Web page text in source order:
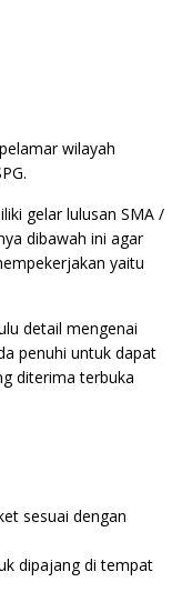
wilayah
gelar lulusan SMA /
dibawah ini agar
yaitu
detail mengenai
penuhi untuk dapat
diterima terbuka
sesuai dengan
dipajang di tempat